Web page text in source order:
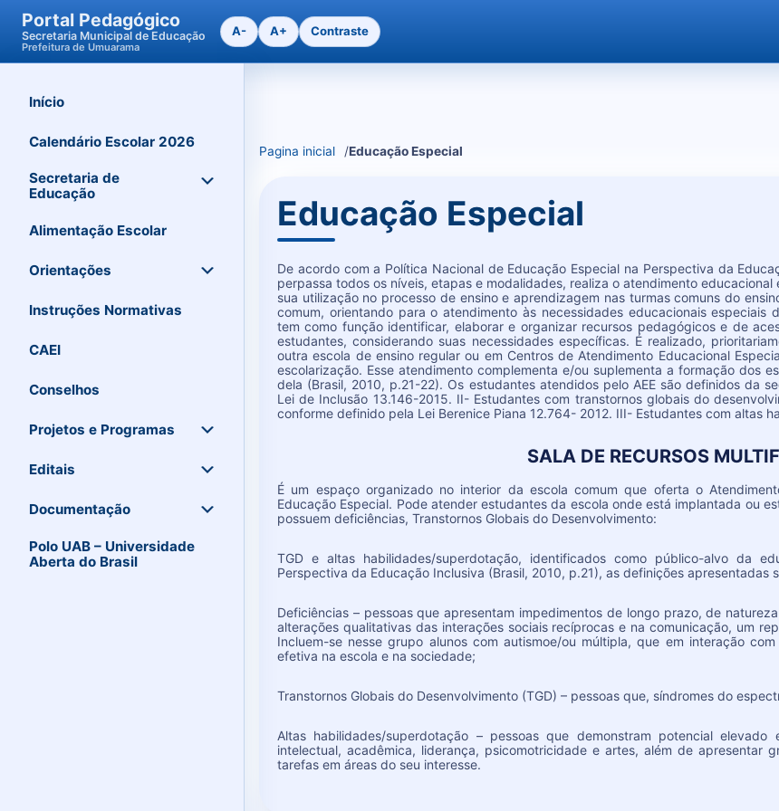
Portal Pedagógico
Secretaria Municipal de Educação
Prefeitura de Umuarama
A- A+ Contraste
Início
Calendário Escolar 2026
Secretaria de
Educação
Alimentação Escolar
Orientações
Instruções Normativas
CAEI
Conselhos
Projetos e Programas
Editais
Documentação
Polo UAB – Universidade
Aberta do Brasil
Pagina inicial Educação Especial
Educação Especial
De acordo com a Política Nacional de Educação Especial na Perspectiva da
perpassa todos os níveis, etapas e modalidades, realiza o atendimento
sua utilização no processo de ensino e aprendizagem nas turmas comuns do
comum, orientando para o atendimento às necessidades educacionais especiais
tem como função identificar, elaborar e organizar recursos pedagógicos e de
estudantes, considerando suas necessidades específicas. É realizado,
outra escola de ensino regular ou em Centros de Atendimento Educacional
escolarização. Esse atendimento complementa e/ou suplementa a formação dos
dela (Brasil, 2010, p.21-22). Os estudantes atendidos pelo AEE são definidos da
Lei de Inclusão 13.146-2015. II- Estudantes com transtornos globais do
conforme definido pela Lei Berenice Piana 12.764- 2012. III- Estudantes com altas
SALA DE RECURSOS
É um espaço organizado no interior da escola comum que oferta o
Educação Especial. Pode atender estudantes da escola onde está implantada ou
possuem deficiências, Transtornos Globais do Desenvolvimento:
TGD e altas habilidades/superdotação, identificados como público-alvo da
Perspectiva da Educação Inclusiva (Brasil, 2010, p.21), as definições apresentadas
Deficiências – pessoas que apresentam impedimentos de longo prazo, de
alterações qualitativas das interações sociais recíprocas e na comunicação, um
Incluem-se nesse grupo alunos com autismoe/ou múltipla, que em interação
efetiva na escola e na sociedade;
Transtornos Globais do Desenvolvimento (TGD) – pessoas que, síndromes do
Altas habilidades/superdotação – pessoas que demonstram potencial
intelectual, acadêmica, liderança, psicomotricidade e artes, além de apresentar
tarefas em áreas do seu interesse.